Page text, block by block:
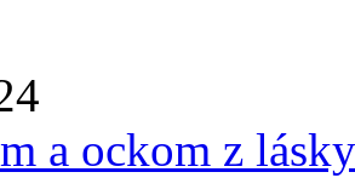
a ockom z lásky